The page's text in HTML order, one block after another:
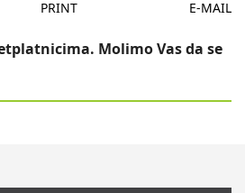
PRINT E-MAIL
Molimo Vas da se